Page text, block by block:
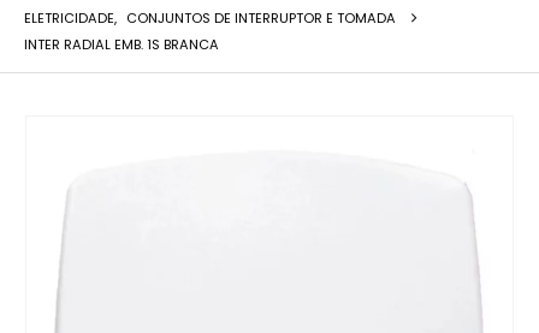
ELETRICIDADE, CONJUNTOS DE INTERRUPTOR E TOMADA
INTER RADIAL EMB. 1S BRANCA